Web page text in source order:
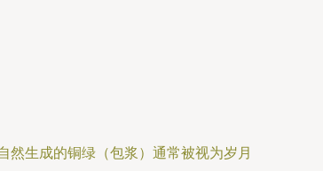
生成的铜绿（包浆）通常被视为岁月